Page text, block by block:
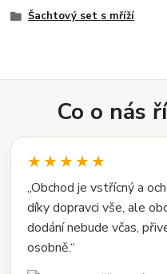
Šachtový set s mříží
Co o nás
★★★★★
„Obchod je vstřícný a
díky dopravci vše, ale
dodání nebude včas,
osobně.“